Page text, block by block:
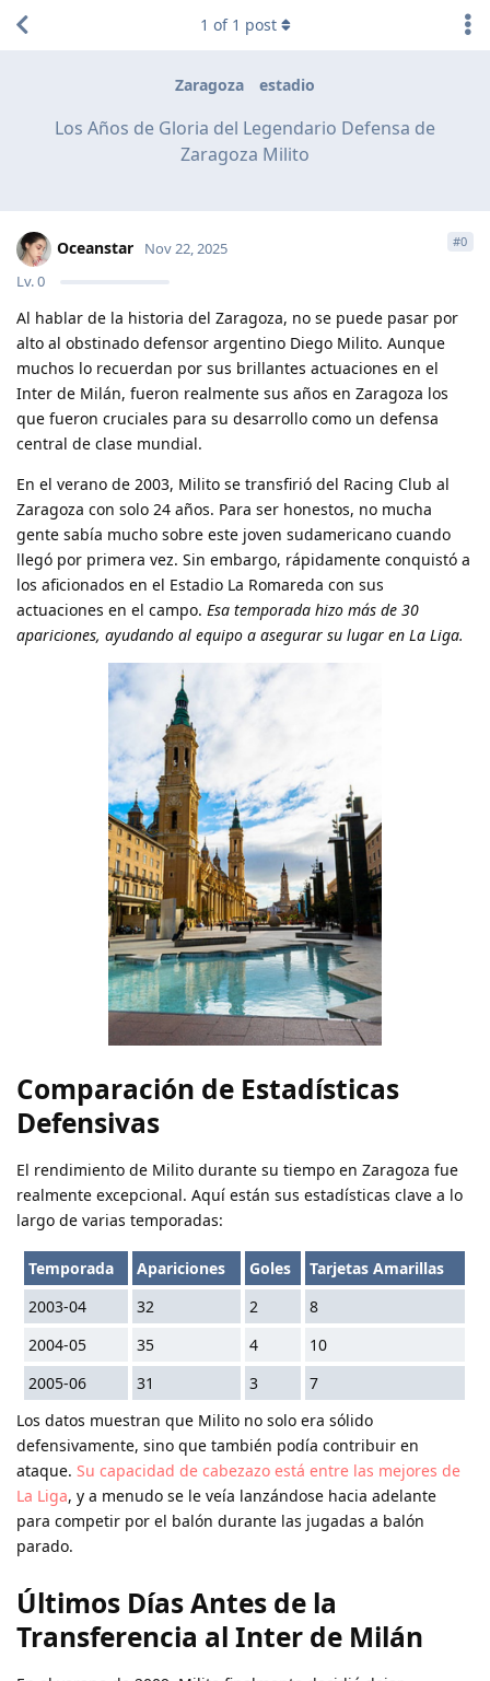
Zaragoza estadio
Los Años de Gloria del Legendario Defensa de
Zaragoza Milito
1 of 1 post
Oceanstar
Lv.0
Nov 22, 2025 #0
Al hablar de la historia del Zaragoza, no se puede pasar por
alto al obstinado defensor argentino Diego Milito. Aunque
muchos lo recuerdan por sus brillantes actuaciones en el
Inter de Milán, fueron realmente sus años en Zaragoza los
que fueron cruciales para su desarrollo como un defensa
central de clase mundial.
En el verano de 2003, Milito se transfirió del Racing Club al
Zaragoza con solo 24 años. Para ser honestos, no mucha
gente sabía mucho sobre este joven sudamericano cuando
llegó por primera vez. Sin embargo, rápidamente conquistó a
los aficionados en el Estadio La Romareda con sus
actuaciones en el campo. Esa temporada hizo más de 30
apariciones, ayudando al equipo a asegurar su lugar en La Liga.
Comparación de Estadísticas
Defensivas
El rendimiento de Milito durante su tiempo en Zaragoza fue
realmente excepcional. Aquí están sus estadísticas clave a lo
largo de varias temporadas:
Temporada Apariciones Goles
Tarjetas Amarillas
2003-04
32 2
8
2004-05
35 4
10
2005-06
31 3
7
Los datos muestran que Milito no solo era sólido
defensivamente, sino que también podía contribuir en
ataque. Su capacidad de cabezazo está entre las mejores de
La Liga, y a menudo se le veía lanzándose hacia adelante
para competir por el balón durante las jugadas a balón
parado.
Últimos Días Antes de la
Transferencia al Inter de Milán